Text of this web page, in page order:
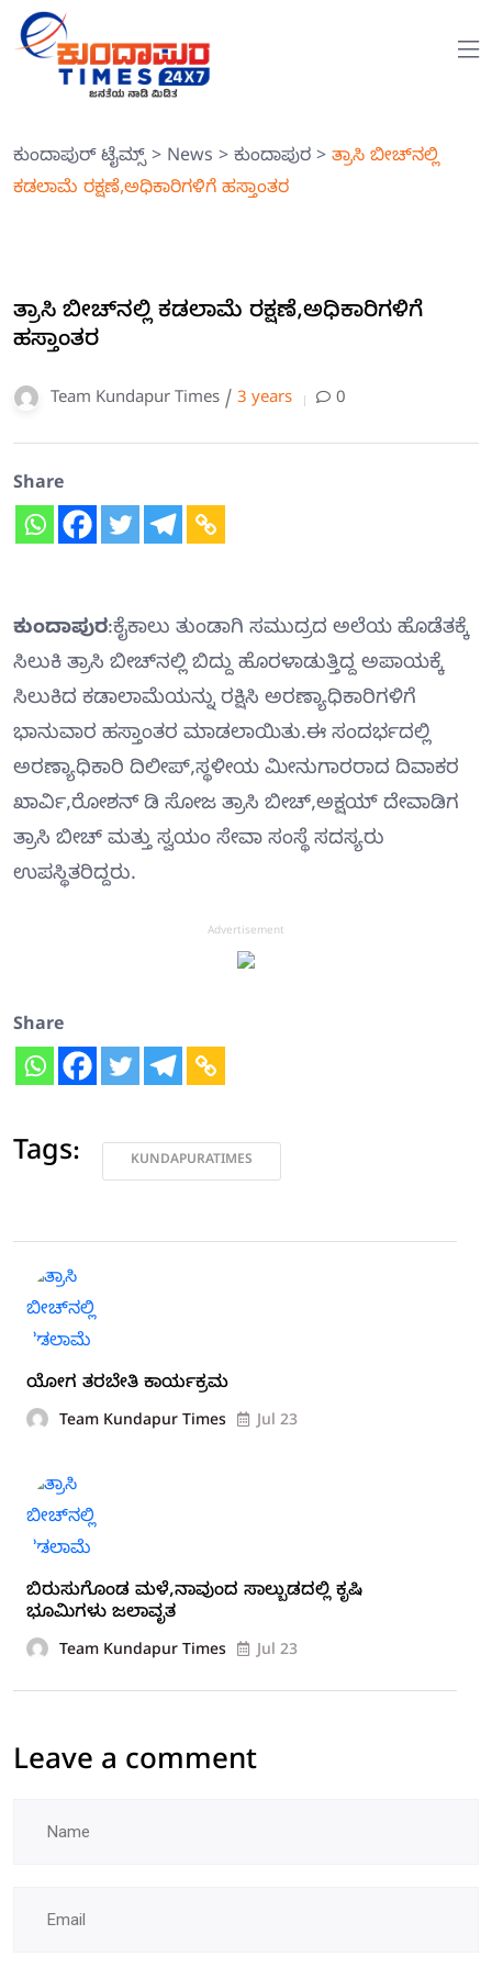
ಕುಂದಾಪುರ್ ಟೈಮ್ಸ್> News > ಕುಂದಾಪುರ > ತ್ರಾಸಿ ಬೀಚ್‍ನಲ್ಲಿ
ಕಡಲಾಮೆ ರಕ್ಷಣೆ,ಅಧಿಕಾರಿಗಳಿಗೆ ಹಸ್ತಾಂತರ
ತ್ರಾಸಿ ಬೀಚ್‍ನಲ್ಲಿ ಕಡಲಾಮೆ ರಕ್ಷಣೆ,ಅಧಿಕಾರಿಗಳಿಗೆ
ಹಸ್ತಾಂತರ
Team Kundapur Times / 3 years 0
Share
ಕುಂದಾಪುರ:ಕೈಕಾಲು ತುಂಡಾಗಿ ಸಮುದ್ರದ ಅಲೆಯ ಹೊಡೆತಕ್ಕೆ
ಸಿಲುಕಿ ತ್ರಾಸಿ ಬೀಚ್‍ನಲ್ಲಿ ಬಿದ್ದು ಹೊರಳಾಡುತ್ತಿದ್ದ ಅಪಾಯಕ್ಕೆ
ಸಿಲುಕಿದ ಕಡಾಲಾಮೆಯನ್ನು ರಕ್ಷಿಸಿ ಅರಣ್ಯಾಧಿಕಾರಿಗಳಿಗೆ
ಭಾನುವಾರ ಹಸ್ತಾಂತರ ಮಾಡಲಾಯಿತು.ಈ ಸಂದರ್ಭದಲ್ಲಿ
ಅರಣ್ಯಾಧಿಕಾರಿ ದಿಲೀಪ್,ಸ್ಥಳೀಯ ಮೀನುಗಾರರಾದ ದಿವಾಕರ
ಖಾರ್ವಿ,ರೋಶನ್ ಡಿ ಸೋಜ ತ್ರಾಸಿ ಬೀಚ್,ಅಕ್ಷಯ್ ದೇವಾಡಿಗ
ತ್ರಾಸಿ ಬೀಚ್ ಮತ್ತು ಸ್ವಯಂ ಸೇವಾ ಸಂಸ್ಥೆ ಸದಸ್ಯರು
ಉಪಸ್ಥಿತರಿದ್ದರು.
Advertisement
Share
Tags: KUNDAPURATIMES
ಯೋಗ ತರಬೇತಿ ಕಾರ್ಯಕ್ರಮ
Team Kundapur Times Jul 23
ಬಿರುಸುಗೊಂಡ ಮಳೆ,ನಾವುಂದ ಸಾಲ್ಬುಡದಲ್ಲಿ ಕೃಷಿ
ಭೂಮಿಗಳು ಜಲಾವೃತ
Team Kundapur Times Jul 23
Leave a comment